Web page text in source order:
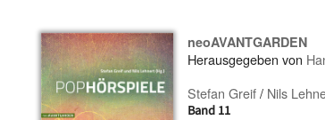
neoAVANTGARDEN
Herausgegeben von
Stefan Greif/ Nils
Band 11